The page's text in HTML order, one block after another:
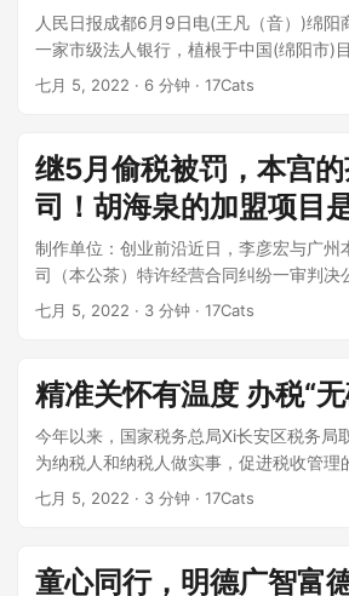
人民日报成都6月9日电(王凡（音）)绵阳
一家市级法人银行，植根于中国(绵阳市)
总资产1602亿元，存款...
七月 5, 2022 · 6 分钟 · 17Cats
继5月偷税被罚，本宫
司！胡海泉的加盟项目
制作单位：创业前沿近日，李彦宏与广州
司（本公茶）特许经营合同纠纷一审判决
判文件网站，原告李彦宏表示，20...
七月 5, 2022 · 3 分钟 · 17Cats
精准关怀有温度 办税“无
今年以来，国家税务总局Xi长安区税务局
为纳税人和纳税人做实事，促进税收管理
“完善服务措施，提高服务质...
七月 5, 2022 · 3 分钟 · 17Cats
童心同行，明德广智富